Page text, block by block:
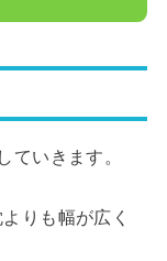
ていきます。
りも幅が広く